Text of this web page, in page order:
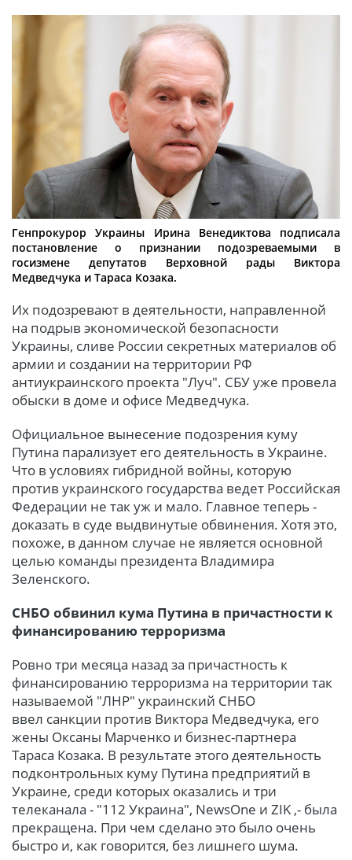
Генпрокурор Украины Ирина Венедиктова подписала
постановление о признании подозреваемыми в
госизмене депутатов Верховной рады Виктора
Медведчука и Тараса Козака.
Их подозревают в деятельности, направленной
на подрыв экономической безопасности
Украины, сливе России секретных материалов об
армии и создании на территории РФ
антиукраинского проекта "Луч". СБУ уже провела
обыски в доме и офисе Медведчука.
Официальное вынесение подозрения куму
Путина парализует его деятельность в Украине.
Что в условиях гибридной войны, которую
против украинского государства ведет Российская
Федерации не так уж и мало. Главное теперь -
доказать в суде выдвинутые обвинения. Хотя это,
похоже, в данном случае не является основной
целью команды президента Владимира
Зеленского.
СНБО обвинил кума Путина в причастности к
финансированию терроризма
Ровно три месяца назад за причастность к
финансированию терроризма на территории так
называемой "ЛНР" украинский СНБО
ввел санкции против Виктора Медведчука, его
жены Оксаны Марченко и бизнес-партнера
Тараса Козака. В результате этого деятельность
подконтрольных куму Путина предприятий в
Украине, среди которых оказались и три
телеканала - "112 Украина", NewsOne и ZIK ,- была
прекращена. При чем сделано это было очень
быстро и, как говорится, без лишнего шума.